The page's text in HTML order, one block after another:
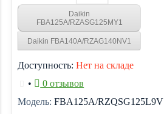
Daikin
FBA125A/RZASG125MY1
Daikin FBA140A/RZAG140NV1
Доступность: Нет на складе
•
0 отзывов
Модель: FBA125A/RZQSG125L9V